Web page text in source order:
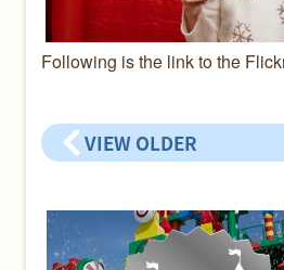
Following is the link to the
VIEW OLDER